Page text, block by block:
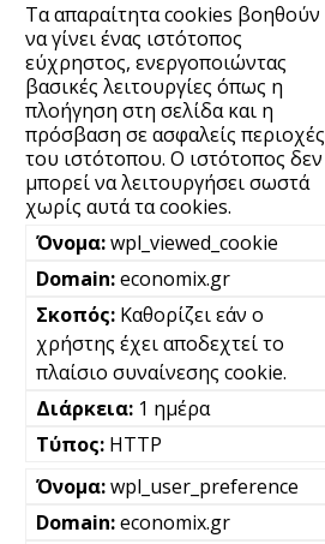
Τα απαραίτητα cookies βοηθούν
να γίνει ένας ιστότοπος
εύχρηστος, ενεργοποιώντας
βασικές λειτουργίες όπως η
πλοήγηση στη σελίδα και η
πρόσβαση σε ασφαλείς περιοχές
του ιστότοπου. Ο ιστότοπος δεν
μπορεί να λειτουργήσει σωστά
χωρίς αυτά τα cookies.
wpl_viewed_cookie
economix.gr
Καθορίζει εάν ο
χρήστης έχει αποδεχτεί το
πλαίσιο συναίνεσης cookie.
1 ημέρα
HTTP
wpl_user_preference
economix.gr